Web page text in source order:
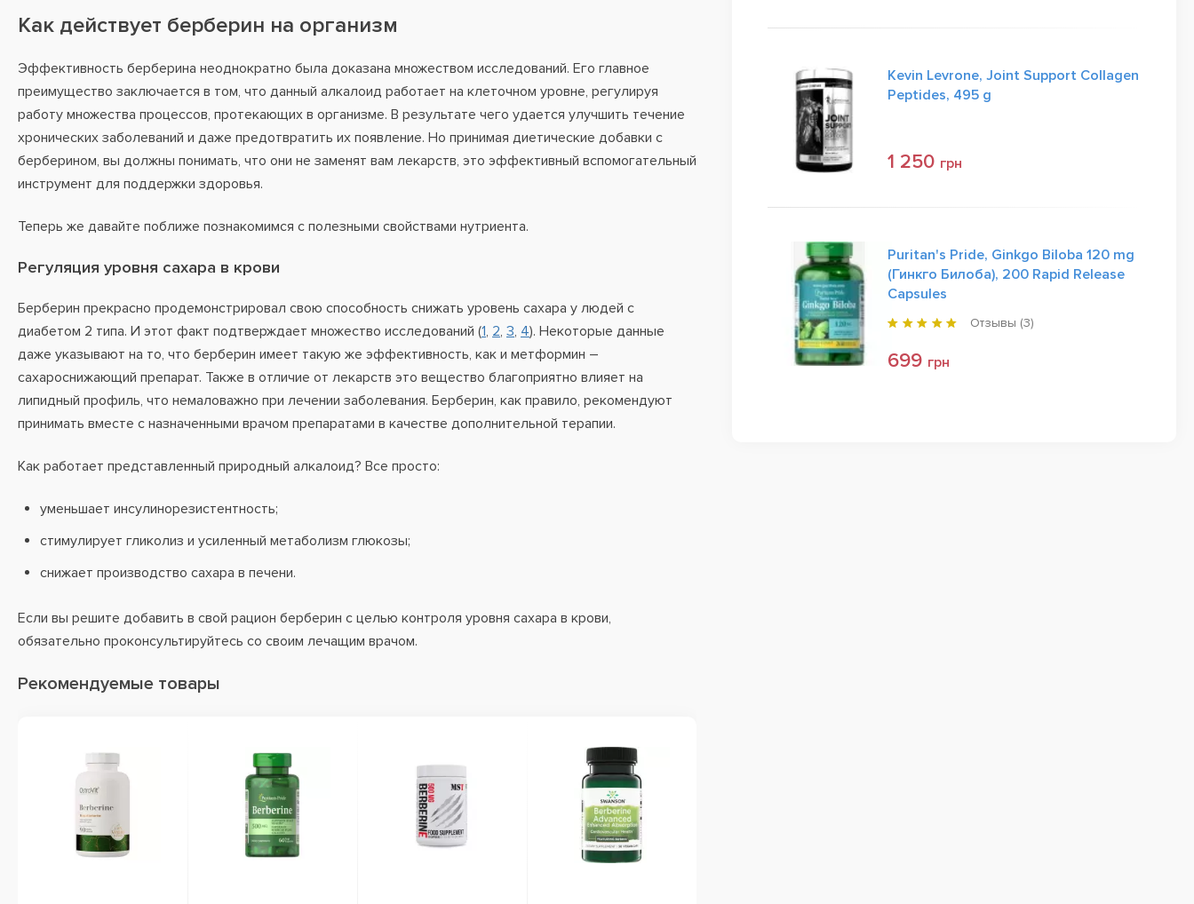
Как действует берберин на организм
Эффективность берберина неоднократно была доказана множеством исследований. Его главное
преимущество заключается в том, что данный алкалоид работает на клеточном уровне, регулируя
работу множества процессов, протекающих в организме. В результате чего удается улучшить течение
хронических заболеваний и даже предотвратить их появление. Но принимая диетические добавки с
берберином, вы должны понимать, что они не заменят вам лекарств, это эффективный вспомогательный
инструмент для поддержки здоровья.
Теперь же давайте поближе познакомимся с полезными свойствами нутриента.
Регуляция уровня сахара в крови
Берберин прекрасно продемонстрировал свою способность снижать уровень сахара у людей с
диабетом 2 типа. И этот факт подтверждает множество исследований (1, 2, 3, 4). Некоторые данные
даже указывают на то, что берберин имеет такую же эффективность, как и метформин –
сахароснижающий препарат. Также в отличие от лекарств это вещество благоприятно влияет на
липидный профиль, что немаловажно при лечении заболевания. Берберин, как правило, рекомендуют
принимать вместе с назначенными врачом препаратами в качестве дополнительной терапии.
Как работает представленный природный алкалоид? Все просто:
уменьшает инсулинорезистентность;
стимулирует гликолиз и усиленный метаболизм глюкозы;
снижает производство сахара в печени.
Если вы решите добавить в свой рацион берберин с целью контроля уровня сахара в крови,
обязательно проконсультируйтесь со своим лечащим врачом.
Рекомендуемые товары
Kevin Levrone, Joint Support Collagen
Peptides, 495 g
1 250 грн
Puritan's Pride, Ginkgo Biloba 120 mg
(Гинкго Билоба), 200 Rapid Release
Capsules
Отзывы (3)
699 грн